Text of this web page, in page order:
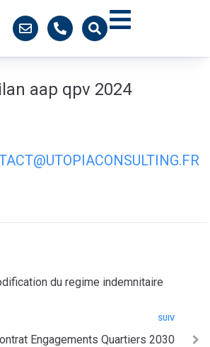
aap qpv 2024
du regime indemnitaire
SUIV
Engagements Quartiers 2030